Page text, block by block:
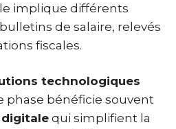
implique différents
de salaire, relevés
fiscales.
technologiques
phase bénéficie souvent
qui simplifient la